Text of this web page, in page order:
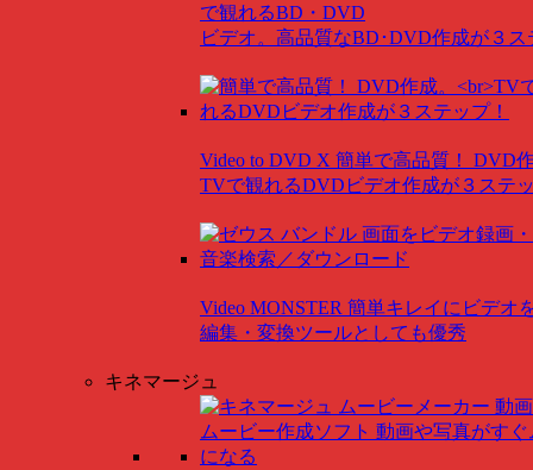
で観れるBD・DVD
ビデオ。高品質なBD･DVD作成が３ス
Video to DVD X 簡単で高品質！ DVD
TVで観れるDVDビデオ作成が３ステ
Video MONSTER 簡単キレイにビデオ
編集・変換ツールとしても優秀
キネマージュ